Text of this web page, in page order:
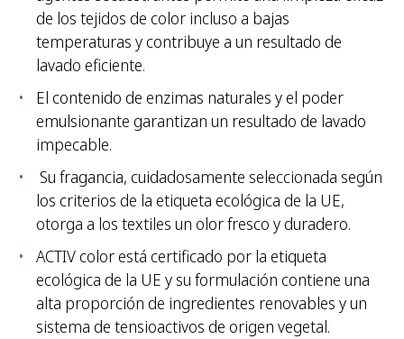
de los tejidos de color incluso a bajas
temperaturas y contribuye a un resultado de
lavado eficiente.
El contenido de enzimas naturales y el poder
emulsionante garantizan un resultado de lavado
impecable.
Su fragancia, cuidadosamente seleccionada según
los criterios de la etiqueta ecológica de la UE,
otorga a los textiles un olor fresco y duradero.
ACTIV color está certificado por la etiqueta
ecológica de la UE y su formulación contiene una
alta proporción de ingredientes renovables y un
sistema de tensioactivos de origen vegetal.